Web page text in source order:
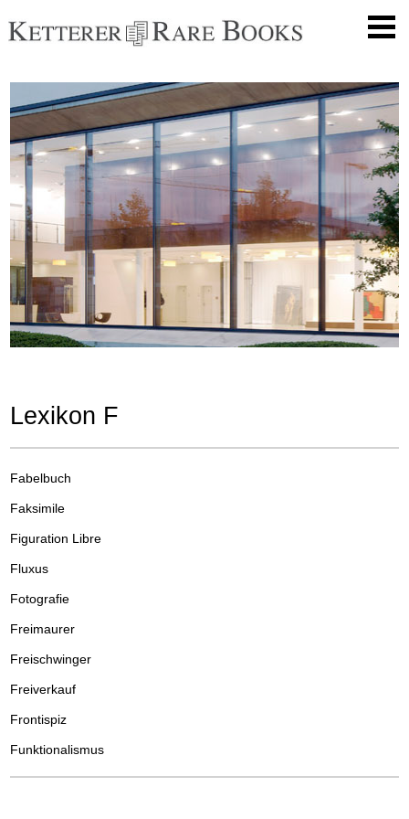
Lexikon F
Fabelbuch
Faksimile
Figuration Libre
Fluxus
Fotografie
Freimaurer
Freischwinger
Freiverkauf
Frontispiz
Funktionalismus